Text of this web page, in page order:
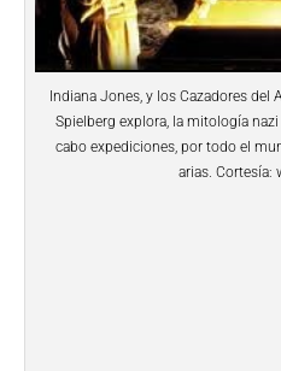
Indiana Jones, y los Cazadores
Spielberg explora, la mitología
cabo expediciones, por todo el
arias. Cortesía: